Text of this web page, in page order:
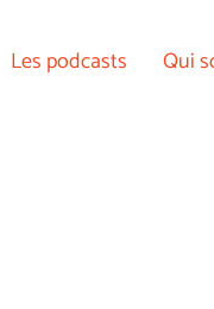
Les podcasts Qui